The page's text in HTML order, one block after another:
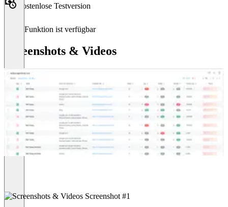
Kostenlose Testversion
Diese Funktion ist verfügbar
Screenshots & Videos